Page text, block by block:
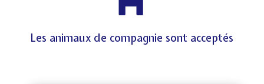
Les animaux de compagnie sont acceptés